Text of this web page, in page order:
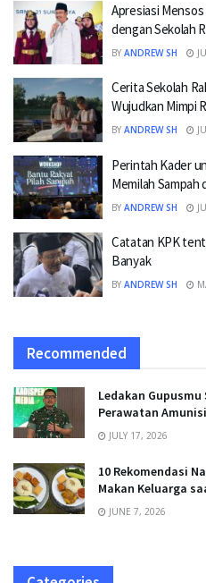
Apresiasi
dengan Sekolah
BY ANDREW SH
Cerita Sekolah
Wujudkan Mimpi
BY ANDREW SH
Perintah Kader
Memilah Sampah
BY ANDREW SH
Catatan KPK
Banyak
BY ANDREW SH
Recommended
Ledakan
Perawatan Amunisi
JULY 17, 2026
10 Rekomendasi
Makan Keluarga
JUNE 7, 2026